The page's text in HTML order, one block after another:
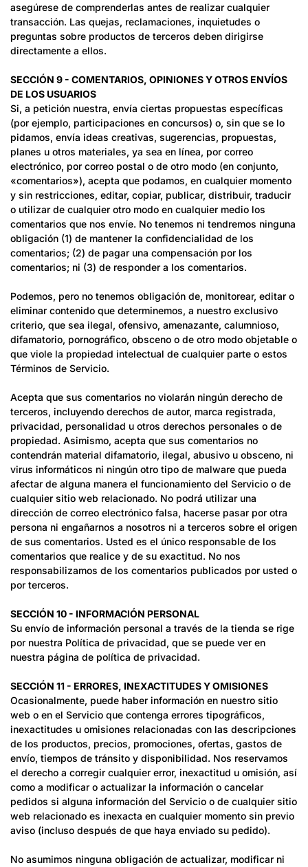
asegúrese de comprenderlas antes de realizar cualquier
transacción. Las quejas, reclamaciones, inquietudes o
preguntas sobre productos de terceros deben dirigirse
directamente a ellos.
SECCIÓN 9 - COMENTARIOS, OPINIONES Y OTROS ENVÍOS
DE LOS USUARIOS
Si, a petición nuestra, envía ciertas propuestas específicas
(por ejemplo, participaciones en concursos) o, sin que se lo
pidamos, envía ideas creativas, sugerencias, propuestas,
planes u otros materiales, ya sea en línea, por correo
electrónico, por correo postal o de otro modo (en conjunto,
«comentarios»), acepta que podamos, en cualquier momento
y sin restricciones, editar, copiar, publicar, distribuir, traducir
o utilizar de cualquier otro modo en cualquier medio los
comentarios que nos envíe. No tenemos ni tendremos ninguna
obligación (1) de mantener la confidencialidad de los
comentarios; (2) de pagar una compensación por los
comentarios; ni (3) de responder a los comentarios.
Podemos, pero no tenemos obligación de, monitorear, editar o
eliminar contenido que determinemos, a nuestro exclusivo
criterio, que sea ilegal, ofensivo, amenazante, calumnioso,
difamatorio, pornográfico, obsceno o de otro modo objetable o
que viole la propiedad intelectual de cualquier parte o estos
Términos de Servicio.
Acepta que sus comentarios no violarán ningún derecho de
terceros, incluyendo derechos de autor, marca registrada,
privacidad, personalidad u otros derechos personales o de
propiedad. Asimismo, acepta que sus comentarios no
contendrán material difamatorio, ilegal, abusivo u obsceno, ni
virus informáticos ni ningún otro tipo de malware que pueda
afectar de alguna manera el funcionamiento del Servicio o de
cualquier sitio web relacionado. No podrá utilizar una
dirección de correo electrónico falsa, hacerse pasar por otra
persona ni engañarnos a nosotros ni a terceros sobre el origen
de sus comentarios. Usted es el único responsable de los
comentarios que realice y de su exactitud. No nos
responsabilizamos de los comentarios publicados por usted o
por terceros.
SECCIÓN 10 - INFORMACIÓN PERSONAL
Su envío de información personal a través de la tienda se rige
por nuestra Política de privacidad, que se puede ver en
nuestra página de política de privacidad.
SECCIÓN 11 - ERRORES, INEXACTITUDES Y OMISIONES
Ocasionalmente, puede haber información en nuestro sitio
web o en el Servicio que contenga errores tipográficos,
inexactitudes u omisiones relacionadas con las descripciones
de los productos, precios, promociones, ofertas, gastos de
envío, tiempos de tránsito y disponibilidad. Nos reservamos
el derecho a corregir cualquier error, inexactitud u omisión, así
como a modificar o actualizar la información o cancelar
pedidos si alguna información del Servicio o de cualquier sitio
web relacionado es inexacta en cualquier momento sin previo
aviso (incluso después de que haya enviado su pedido).
No asumimos ninguna obligación de actualizar, modificar ni
Confirm your age
Are you 18 years old or older?
No, I'm not Yes, I am